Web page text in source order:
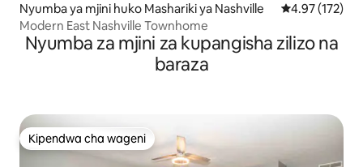
Nyumba ya mjini huko Mashariki ya Nashville Ukadiriaji wa
4.97 (172)
Modern East Nashville Townhome
Nyumba za mjini za kupangisha zilizo na
baraza
Kipendwa cha wageni
Kipendwa cha wageni